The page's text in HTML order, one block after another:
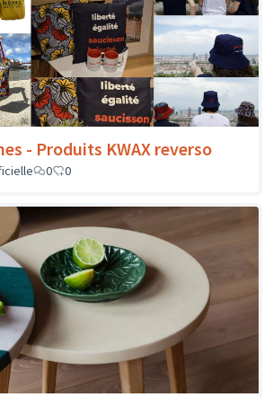
- Produits KWAX reverso
0 0